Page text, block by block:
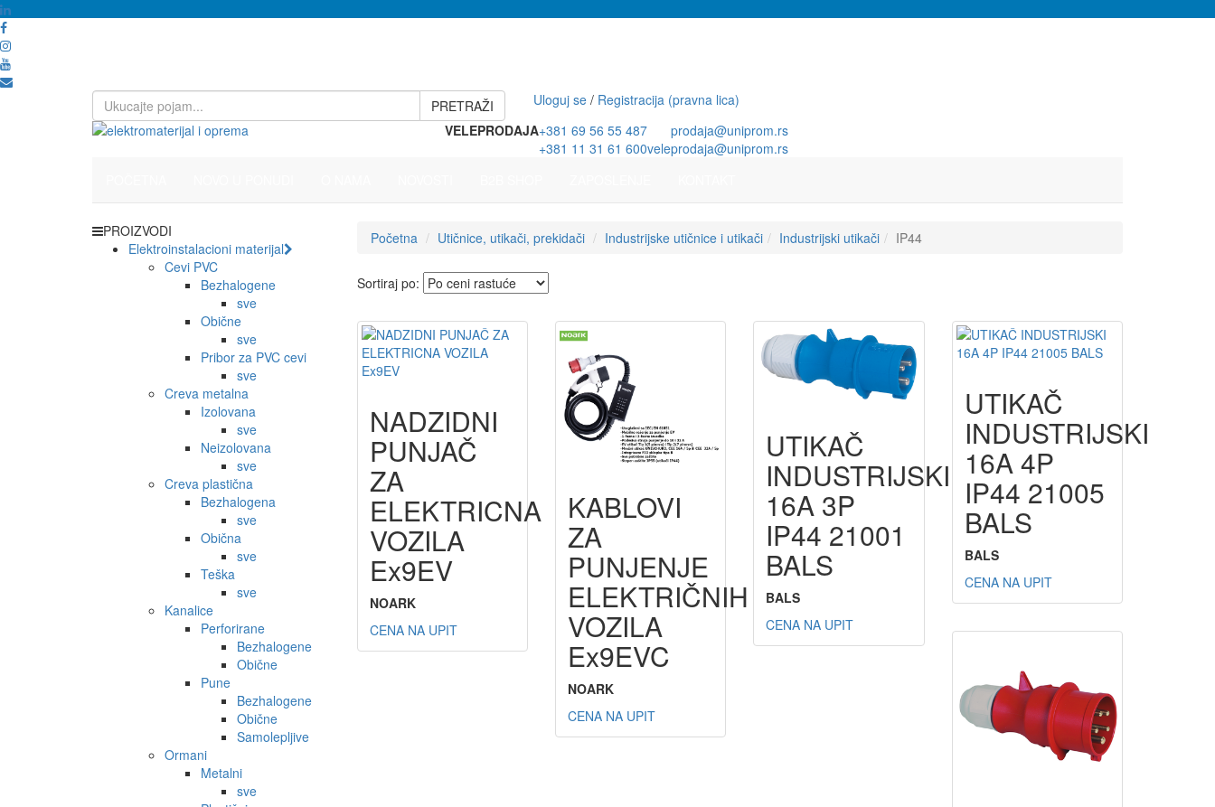
PRETRAŽI Uloguj se/ Registracija (pravna lica)
VELEPRODAJA+381 69 56 55 487
prodaja@uniprom.rs
+381 11 31 61 600veleprodaja@uniprom.rs
PROIZVODI
Elektroinstalacioni materijal
Cevi PVC
Bezhalogene
sve
Obične
sve
Pribor za PVC cevi
sve
Creva metalna
Izolovana
sve
Neizolovana
sve
Creva plastična
Bezhalogena
sve
Obična
sve
Teška
sve
Kanalice
Perforirane
Bezhalogene
Obične
Pune
Bezhalogene
Obične
Samolepljive
Ormani
Metalni
sve
Početna Utičnice, utikači, prekidači Industrijske utičnice i utikači Industrijski utikači IP44
Sortiraj po:
NADZIDNI
PUNJAČ
ZA
ELEKTRICNA
VOZILA
Ex9EV
NOARK
CENA NA UPIT
KABLOVI
ZA
PUNJENJE
ELEKTRIČNIH
VOZILA
Ex9EVC
NOARK
CENA NA UPIT
UTIKAČ
INDUSTRIJSKI
16A 3P
IP44 21001
BALS
BALS
CENA NA UPIT
UTIKAČ
INDUSTRIJSKI
16A 4P
IP44 21005
BALS
BALS
CENA NA UPIT